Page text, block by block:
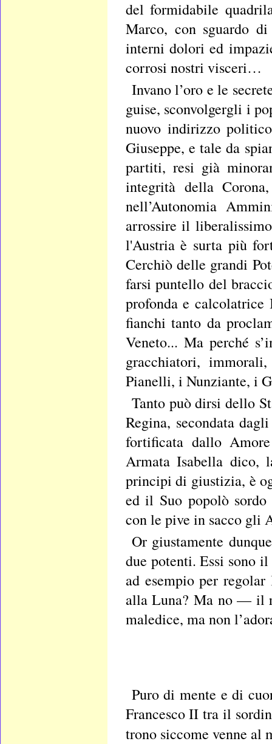
del formidabile
Marco, con sguardo
interni dolori ed
corrosi nostri visceri…
Invano l’oro e le
guise, sconvolgergli i
nuovo indirizzo
Giuseppe, e tale da
partiti, resi già
integrità della
nell’Autonomia
arrossire il
l'Austria è surta più
Cerchiò delle grandi
farsi puntello del
profonda e
fianchi tanto da
Veneto... Ma perché
gracchiatori,
Pianelli, i Nunziante, i
Tanto può dirsi dello
Regina, secondata
fortificata dallo
Armata Isabella dico,
principi di giustizia, è
ed il Suo popolò
con le pive in sacco gli
Or giustamente
due potenti. Essi sono
ad esempio per
alla Luna? Ma no — il
maledice, ma non
Puro di mente e di
Francesco II tra il
trono siccome venne al